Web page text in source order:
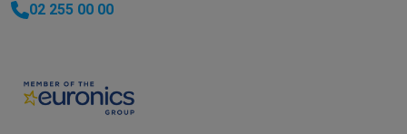
02 255 00 00